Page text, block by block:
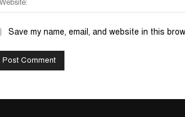
Save my name, email, and website in this